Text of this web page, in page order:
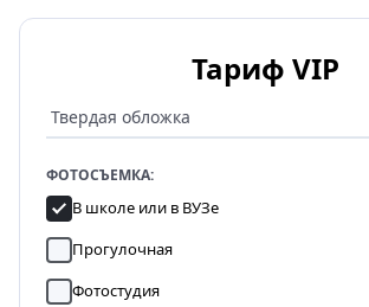
Тариф VIP
ФОТОСЪЕМКА:
В школе или в ВУЗе
Прогулочная
Фотостудия